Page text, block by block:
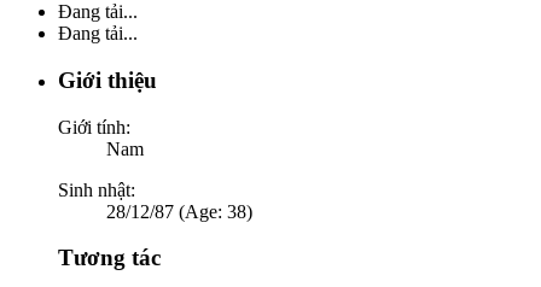
Đang tải...
Đang tải...
Giới thiệu
Giới tính:
Nam
Sinh nhật:
28/12/87 (Age: 38)
Tương tác